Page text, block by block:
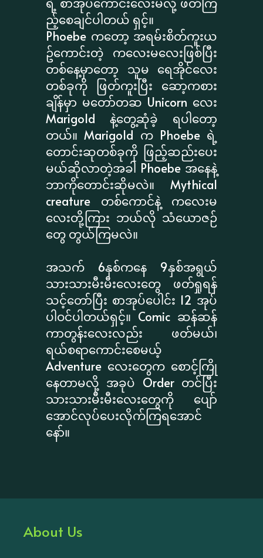
ည့်စေချင်ပါတယ် ရှင့်။
Phoebe ကတော့ အရမ်းစိတ်ကူးယ
ဥ်ကောင်းတဲ့ ကလေးမလေးဖြစ်ပြီး
တစ်နေ့မှာတော့ သူမ ရေအိုင်လေး
တစ်ခုကို ဖြတ်ကူးပြီး ဆော့ကစား
ချိန်မှာ မတော်တဆ Unicorn လေး
Marigold နဲ့တွေ့ဆုံခဲ့ ရပါတော့
တယ်။ Marigold က Phoebe ရဲ့
တောင်းဆုတစ်ခုကို ဖြည့်ဆည်းပေး
မယ်ဆိုလာတဲ့အခါ Phoebe အနေနဲ့
ဘာကိုတောင်းဆိုမလဲ။ Mythical
creature တစ်ကောင်နဲ့ ကလေးမ
လေးတို့ကြား ဘယ်လို သံယောဇဉ်
တွေ တွယ်ကြမလဲ။
အသက် 6နှစ်ကနေ 9နှစ်အရွယ်
သားသားမီးမီးလေးတွေ ဖတ်ရှုရန်
သင့်တော်ပြီး စာအုပ်ပေါင်း 12 အုပ်
ပါဝင်ပါတယ်ရှင့်။ Comic ဆန်ဆန်
ကာတွန်းလေးလည်း ဖတ်မယ်၊
ရယ်စရာကောင်းစေမယ့်
Adventure လေးတွေက စောင့်ကြို
နေတာမလို့ အခုပဲ Order တင်ပြီး
သားသားမီးမီးလေးတွေကို ပျော်
အောင်လုပ်ပေးလိုက်ကြရအောင်
နော်။
About Us